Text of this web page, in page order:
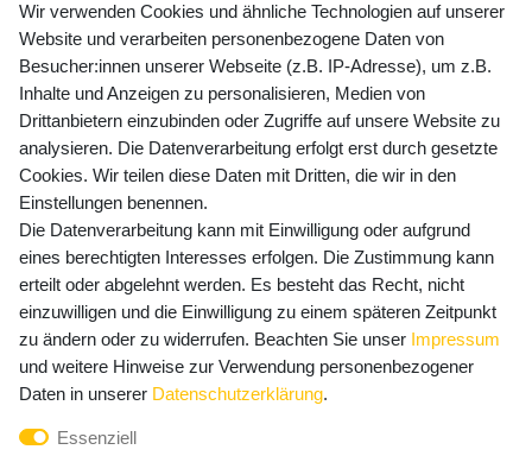
Preisangaben inkl. gesetzl. MwSt. und zzgl. Service- und
Versandkosten
Newsletter Anmeldung - Keine Angebote
mehr verpassen!
E-MAIL **
Newsletter
Honig
Hiermit bestätige ich, dass ich dieDaten­schutz­erklärung
widerrufen.**
Wir verwenden Cookies und ähnliche Technologien auf unserer
Website und verarbeiten personenbezogene Daten von
Besucher:innen unserer Webseite (z.B. IP-Adresse), um z.B.
Inhalte und Anzeigen zu personalisieren, Medien von
Drittanbietern einzubinden oder Zugriffe auf unsere Website zu
analysieren. Die Datenverarbeitung erfolgt erst durch gesetzte
Cookies. Wir teilen diese Daten mit Dritten, die wir in den
Einstellungen benennen.
Die Datenverarbeitung kann mit Einwilligung oder aufgrund
eines berechtigten Interesses erfolgen. Die Zustimmung kann
erteilt oder abgelehnt werden. Es besteht das Recht, nicht
einzuwilligen und die Einwilligung zu einem späteren Zeitpunkt
zu ändern oder zu widerrufen. Beachten Sie unser Impressum
und weitere Hinweise zur Verwendung personenbezogener
Daten in unserer Daten­schutz­erklärung.
Essenziell